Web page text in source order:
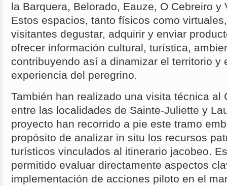
la Barquera, Belorado, Eauze, O Cebreiro y
Estos espacios, tanto físicos como
visitantes degustar, adquirir y enviar
ofrecer información cultural, turística,
contribuyendo así a dinamizar el territorio y
experiencia del peregrino.
También han realizado una visita técnica al
entre las localidades de Sainte-Juliette y
proyecto han recorrido a pie este tramo
propósito de analizar in situ los recursos
turísticos vinculados al itinerario jacobeo.
permitido evaluar directamente aspectos
implementación de acciones piloto en el